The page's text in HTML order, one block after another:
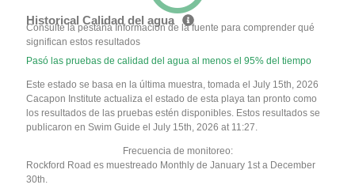
Historical Calidad del agua
Consulte la pestaña Información de la fuente para comprender qué
significan estos resultados
Pasó las pruebas de calidad del agua al menos el 95% del tiempo
Este estado se basa en la última muestra, tomada el July 15th, 2026
Cacapon Institute actualiza el estado de esta playa tan pronto como
los resultados de las pruebas estén disponibles. Estos resultados se
publicaron en Swim Guide el July 15th, 2026 at 11:27.
Frecuencia de monitoreo:
Rockford Road es muestreado Monthly de January 1st a December
30th.